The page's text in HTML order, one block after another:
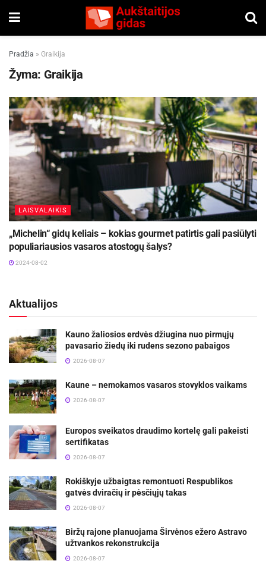
Pradžia » Graikija
Žyma: Graikija
LAISVALAIKIS
„Michelin“ gidų keliais – kokias gourmet patirtis gali pasiūlyti
populiariausios vasaros atostogų šalys?
2024-08-02
Aktualijos
Kauno žaliosios erdvės džiugina nuo pirmųjų
pavasario žiedų iki rudens sezono pabaigos
2026-08-07
Kaune – nemokamos vasaros stovyklos vaikams
2026-08-07
Europos sveikatos draudimo kortelę gali pakeisti
sertifikatas
2026-08-07
Rokiškyje užbaigtas remontuoti Respublikos
gatvės dviračių ir pėsčiųjų takas
2026-08-07
Biržų rajone planuojama Širvėnos ežero Astravo
užtvankos rekonstrukcija
2026-08-07